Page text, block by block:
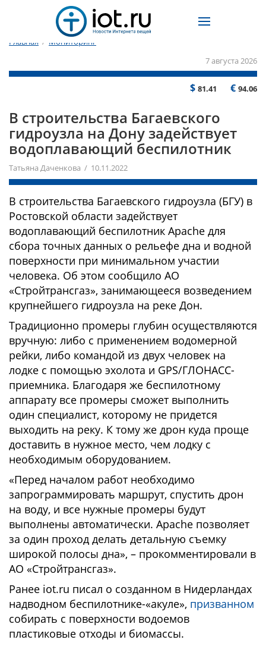
Главная / Мониторинг
7 августа 2026
$ 81.41 € 94.06
В строительства Багаевского
гидроузла на Дону задействует
водоплавающий беспилотник
Татьяна Даченкова / 10.11.2022
В строительства Багаевского гидроузла (БГУ) в
Ростовской области задействует
водоплавающий беспилотник Apache для
сбора точных данных о рельефе дна и водной
поверхности при минимальном участии
человека. Об этом сообщило АО
«Стройтрансгаз», занимающееся возведением
крупнейшего гидроузла на реке Дон.
Традиционно промеры глубин осуществляются
вручную: либо с применением водомерной
рейки, либо командой из двух человек на
лодке с помощью эхолота и GPS/ГЛОНАСС-
приемника. Благодаря же беспилотному
аппарату все промеры сможет выполнить
один специалист, которому не придется
выходить на реку. К тому же дрон куда проще
доставить в нужное место, чем лодку с
необходимым оборудованием.
«Перед началом работ необходимо
запрограммировать маршрут, спустить дрон
на воду, и все нужные промеры будут
выполнены автоматически. Apache позволяет
за один проход делать детальную съемку
широкой полосы дна», – прокомментировали в
АО «Стройтрансгаз».
Ранее iot.ru писал о созданном в Нидерландах
надводном беспилотнике-«акуле», призванном
собирать с поверхности водоемов
пластиковые отходы и биомассы.